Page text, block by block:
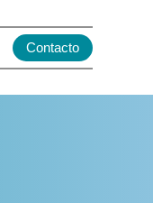
Contacto